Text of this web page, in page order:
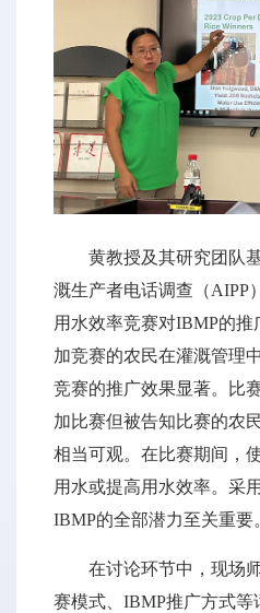
黄教授及其研究团队
溉生产者电话调查（AIPP
用水效率竞赛对IBMP的
加竞赛的农民在灌溉管理
竞赛的推广效果显著。比
加比赛但被告知比赛的农
相当可观。在比赛期间，
用水或提高用水效率。采
IBMP的全部潜力至关重要
在讨论环节中，现场
赛模式、IBMP推广方式